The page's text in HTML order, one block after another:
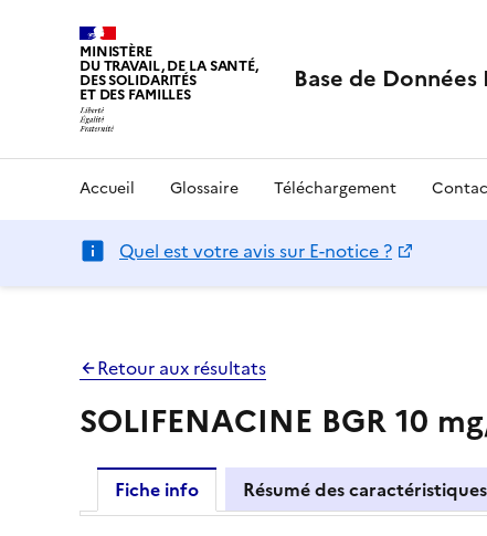
MINISTÈRE
DU TRAVAIL, DE LA SANTÉ,
DES SOLIDARITÉS
ET DES FAMILLES Base de
Accueil Glossaire Téléchargement
Quel est votre avis sur E-notice ?
Retour aux résultats
SOLIFENACINE BGR 10
Fiche info Résumé des